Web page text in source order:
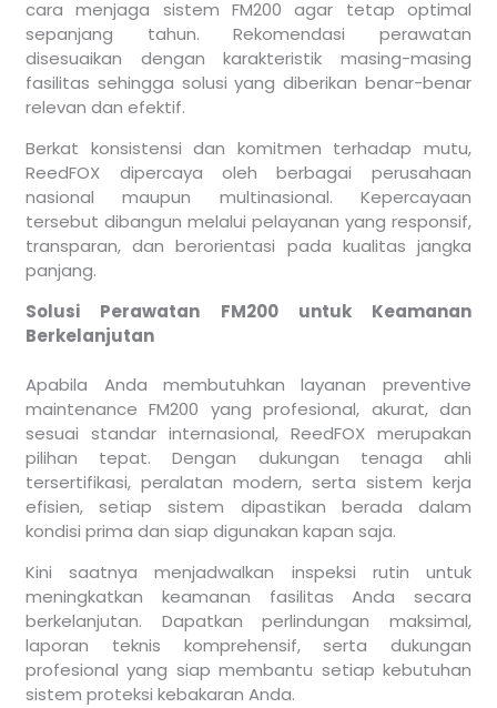
cara menjaga sistem FM200 agar tetap optimal
sepanjang tahun. Rekomendasi perawatan
disesuaikan dengan karakteristik masing-masing
fasilitas sehingga solusi yang diberikan benar-benar
relevan dan efektif.
Berkat konsistensi dan komitmen terhadap mutu,
ReedFOX dipercaya oleh berbagai perusahaan
nasional maupun multinasional. Kepercayaan
tersebut dibangun melalui pelayanan yang responsif,
transparan, dan berorientasi pada kualitas jangka
panjang.
Solusi Perawatan FM200 untuk Keamanan
Berkelanjutan
Apabila Anda membutuhkan layanan preventive
maintenance FM200 yang profesional, akurat, dan
sesuai standar internasional, ReedFOX merupakan
pilihan tepat. Dengan dukungan tenaga ahli
tersertifikasi, peralatan modern, serta sistem kerja
efisien, setiap sistem dipastikan berada dalam
kondisi prima dan siap digunakan kapan saja.
Kini saatnya menjadwalkan inspeksi rutin untuk
meningkatkan keamanan fasilitas Anda secara
berkelanjutan. Dapatkan perlindungan maksimal,
laporan teknis komprehensif, serta dukungan
profesional yang siap membantu setiap kebutuhan
sistem proteksi kebakaran Anda.